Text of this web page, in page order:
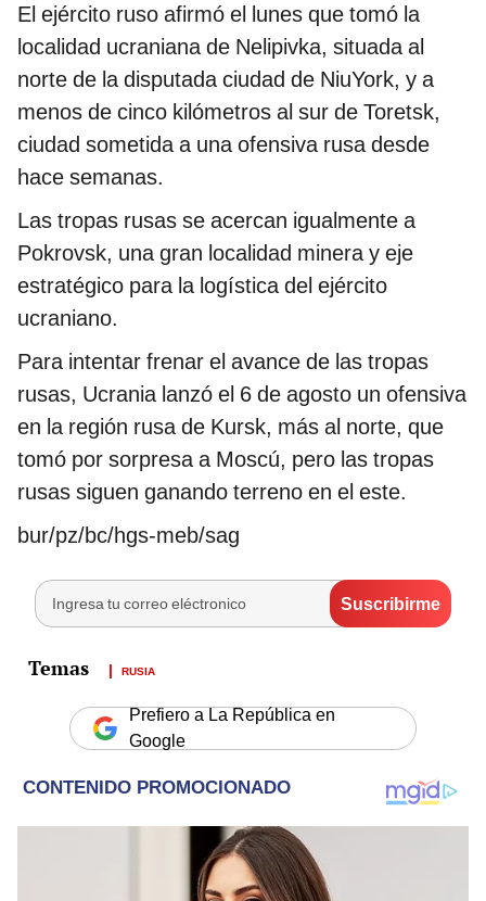
El ejército ruso afirmó el lunes que tomó la
localidad ucraniana de Nelipivka, situada al
norte de la disputada ciudad de NiuYork, y a
menos de cinco kilómetros al sur de Toretsk,
ciudad sometida a una ofensiva rusa desde
hace semanas.
Las tropas rusas se acercan igualmente a
Pokrovsk, una gran localidad minera y eje
estratégico para la logística del ejército
ucraniano.
Para intentar frenar el avance de las tropas
rusas, Ucrania lanzó el 6 de agosto un ofensiva
en la región rusa de Kursk, más al norte, que
tomó por sorpresa a Moscú, pero las tropas
rusas siguen ganando terreno en el este.
bur/pz/bc/hgs-meb/sag
RUSIA
Prefiero a La República en
Google